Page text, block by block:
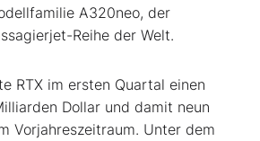
A320neo, der
Reihe der Welt.
RTX im ersten Quartal einen
Dollar und damit neun
Vorjahreszeitraum. Unter dem